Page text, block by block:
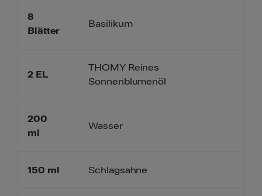
8
Blätter
2 EL
200
ml
150 ml
Basilikum
THOMY Reines
Sonnenblumenöl
Wasser
Schlagsahne